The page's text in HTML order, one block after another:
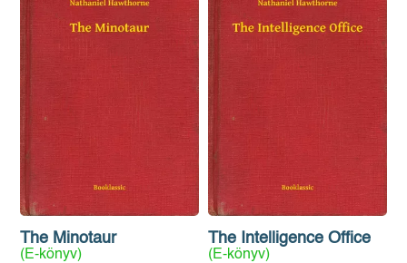
The Minotaur
(E-könyv)
The Intelligence Office
(E-könyv)